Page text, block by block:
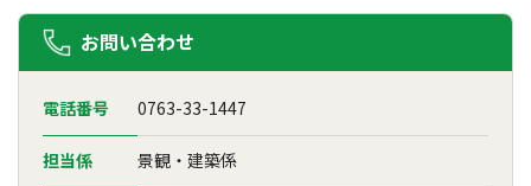
お問い合わせ
電話番号 0763-33-1447
担当係 景観・建築係